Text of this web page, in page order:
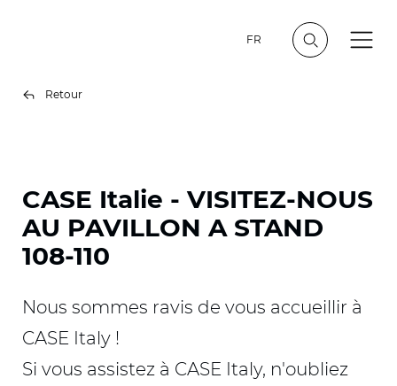
FR
Retour
CASE Italie - VISITEZ-NOUS
AU PAVILLON A STAND
108-110
Nous sommes ravis de vous accueillir à
CASE Italy !
Si vous assistez à CASE Italy, n'oubliez